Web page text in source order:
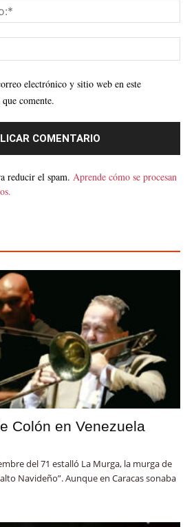
electrónico y sitio web en este
comente.
reducir el spam. Aprende cómo se procesan
Colón en Venezuela
del 71 estalló La Murga, la murga de
Navideño”. Aunque en Caracas sonaba